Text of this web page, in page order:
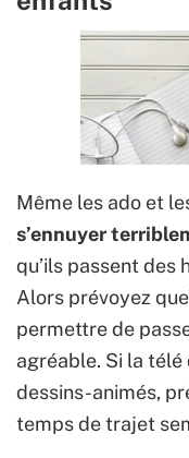
Même les ado et
s’ennuyer
qu’ils passent des
Alors prévoyez
permettre de
agréable. Si la
dessins-animés,
temps de trajet